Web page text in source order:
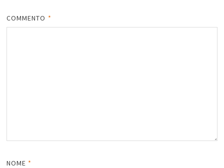
COMMENTO *
NOME *